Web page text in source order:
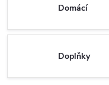
Domácí
Doplňky